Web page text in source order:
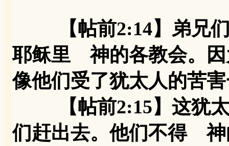
【帖前2:14】弟兄
耶稣里 神的各教会。因
像他们受了犹太人的苦
【帖前2:15】这犹太
们赶出去。他们不得 神